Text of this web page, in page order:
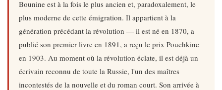
Bounine est à la fois le plus ancien et, paradoxalement, le
plus moderne de cette émigration. Il appartient à la
génération précédant la révolution — il est né en 1870, a
publié son premier livre en 1891, a reçu le prix Pouchkine
en 1903. Au moment où la révolution éclate, il est déjà un
écrivain reconnu de toute la Russie, l'un des maîtres
incontestés de la nouvelle et du roman court. Son arrivée à